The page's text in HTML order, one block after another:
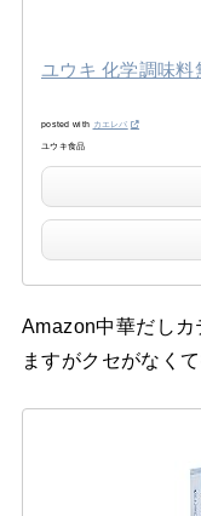
ユウキ 化学調味
posted with カエレバ
ユウキ食品
Amazon中華だしカ
ますがクセがなく